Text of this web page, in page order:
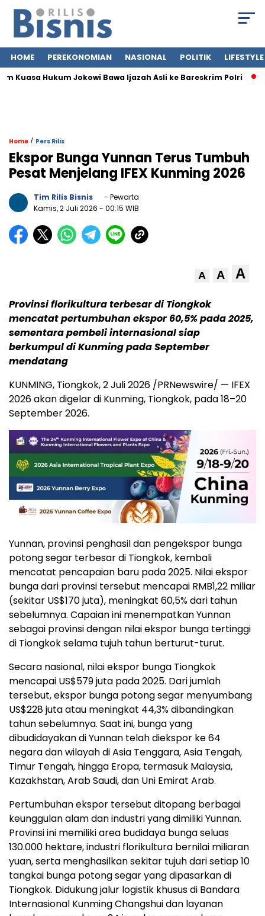
HOME PEREKONOMIAN NASIONAL POLITIK LIFESTYLE
Hukum Jokowi Bawa Ijazah Asli ke Bareskrim Polri
Home / Pers Rilis
Ekspor Bunga Yunnan Terus Tumbuh
Pesat Menjelang IFEX Kunming 2026
Tim Rilis Bisnis
- Pewarta
Kamis, 2 Juli 2026 - 00:15 WIB
A A A
Provinsi florikultura terbesar di Tiongkok
mencatat pertumbuhan ekspor 60,5% pada 2025,
sementara pembeli internasional siap
berkumpul di Kunming pada September
mendatang
KUNMING, Tiongkok,2 Juli 2026 /PRNewswire/ — IFEX
2026 akan digelar di Kunming, Tiongkok, pada 18–20
September 2026.
Yunnan, provinsi penghasil dan pengekspor bunga
potong segar terbesar di Tiongkok, kembali
mencatat pencapaian baru pada 2025. Nilai ekspor
bunga dari provinsi tersebut mencapai RMB1,22 miliar
(sekitar US$170 juta), meningkat 60,5% dari tahun
sebelumnya. Capaian ini menempatkan Yunnan
sebagai provinsi dengan nilai ekspor bunga tertinggi
di Tiongkok selama tujuh tahun berturut-turut.
Secara nasional, nilai ekspor bunga Tiongkok
mencapai US$579 juta pada 2025. Dari jumlah
tersebut, ekspor bunga potong segar menyumbang
US$228 juta atau meningkat 44,3% dibandingkan
tahun sebelumnya. Saat ini, bunga yang
dibudidayakan di Yunnan telah diekspor ke 64
negara dan wilayah di Asia Tenggara, Asia Tengah,
Timur Tengah, hingga Eropa, termasuk Malaysia,
Kazakhstan, Arab Saudi, dan Uni Emirat Arab.
Pertumbuhan ekspor tersebut ditopang berbagai
keunggulan alam dan industri yang dimiliki Yunnan.
Provinsi ini memiliki area budidaya bunga seluas
130.000 hektare, industri florikultura bernilai miliaran
yuan, serta menghasilkan sekitar tujuh dari setiap 10
tangkai bunga potong segar yang dipasarkan di
Tiongkok. Didukung jalur logistik khusus di Bandara
Internasional Kunming Changshui dan layanan